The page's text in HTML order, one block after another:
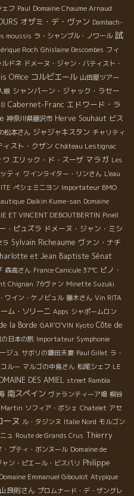
フ Paul Domaine Chaume Arnaud
オザミ・デ・ヴァン Dambach-
moussis ラ・シャンブル・ノワール 試
Roch Ghislaine Descombes フィ
ルドネ ドメーヌ・ジャン・バティスト・
Office コルビエール 山田屋ツアー
娘 シャンパーン・ジャック・ラセー
Cabernet-Franc エドワード・ラ
神奈川県藤沢市 Herve Souhaut ビス
松本さん ジャジャキスタン チャリティ
ィスト・クザン Château Lestignac
ワ エリック・ド・スーザ マラガ Les
ティ ワインライター・リンさん L'eau
ペシェミニヨン Importateur BMO
Daikin Kume-san Domaine
ET VINCENT DEBOUTBERTIN Pinell
・ピュズラ ドメーヌ・ジャン・ミシ
ラ Sylvain Richeaume ヴァン・ナチ
et Jean Baptiste Sénat
森高さん France Canicule 37℃ ピノ・
Chignan 76ヴァン Minette Suzuki
ワイン・ケノビュル 藤木さん Vin RITA
ム・ソリーニ Apps シャポームロン
la Borde GAR'O'VIN Kyoto Côte de
日本の旅 Importateur Symphonie
ジュ サボリの鎌田夫妻 Paul Gillet ラ・
ルー マルゴの中島さん 松尾シェフ LE
DES AMIEL street Rambla
南スペイン ヴァランティーア畑 桐谷
ソフィア・ボシェ Chatelet アセ
ーヌ ル・タジンヌ Italie Nord モルゴン
ュ Route de Grands Crus Thierry
・プティ・ボンヌール Domaine de
ャン・ピエール・ビスパリ Philippe
Domaine Emmanuel Giboulot Atypique
良則さん プロムナード・デ・ザングレ